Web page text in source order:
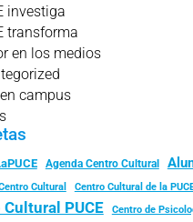
investiga
transforma
en los medios
campus
Agenda Centro Cultural
Cultural Centro Cultural de la
PUCE Centro de